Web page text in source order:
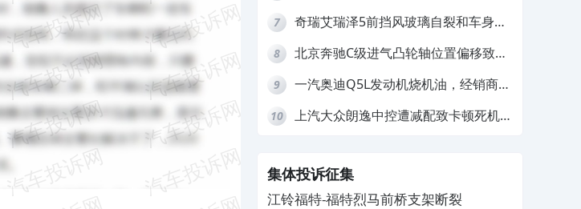
7
奇瑞艾瑞泽5前挡风玻璃自裂和车身多
8
北京奔驰C级进气凸轮轴位置偏移致发
9
一汽奥迪Q5L发动机烧机油，经销商推
10
上汽大众朗逸中控遭减配致卡顿死机，
集体投诉征集
江铃福特-福特烈马前桥支架断裂